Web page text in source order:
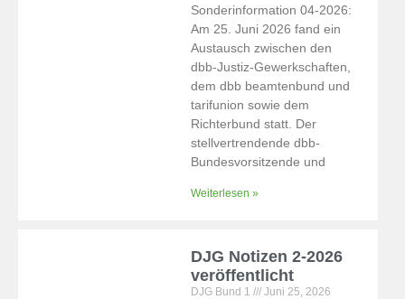
Hier finden Sie die regelmäßig
erscheinenden DJG Notizen zum
Download
Hier klicken
Sonderinformation 04-2026:
Am 25. Juni 2026 fand ein
Austausch zwischen den
dbb-Justiz-Gewerkschaften,
dem dbb beamtenbund und
tarifunion sowie dem
Richterbund statt. Der
stellvertrendende dbb-
Bundesvorsitzende und
Weiterlesen »
DJG Notizen 2-2026
veröffentlicht
DJG Bund 1 Juni 25, 2026